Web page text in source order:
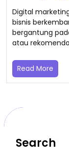
Digital
bisnis
bergantung
atau
Read More
Search